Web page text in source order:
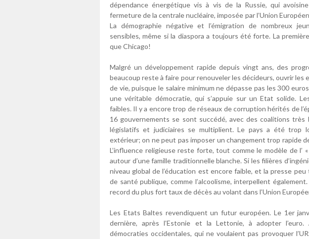
dépendance énergétique vis à vis de la Russie, qui
fermeture de la centrale nucléaire, imposée par l’Union
La démographie négative et l’émigration de nombreux
sensibles, même si la diaspora a toujours été forte. La
que Chicago!
Malgré un développement rapide depuis vingt ans, des
beaucoup reste à faire pour renouveler les décideurs, ouvrir les
de vie, puisque le salaire minimum ne dépasse pas les 300
une véritable démocratie, qui s’appuie sur un Etat solide.
faibles. Il y a encore trop de réseaux de corruption hérités de
16 gouvernements se sont succédé, avec des coalitions très
législatifs et judiciaires se multiplient. Le pays a été trop
extérieur; on ne peut pas imposer un changement trop rapide
L’influence religieuse reste forte, tout comme le modèle de l’
autour d’une famille traditionnelle blanche. Si les filières
niveau global de l’éducation est encore faible, et la presse
de santé publique, comme l’alcoolisme, interpellent
record du plus fort taux de décès au volant dans l’Union
Les Etats Baltes revendiquent un futur européen. Le 1er
dernière, après l’Estonie et la Lettonie, à adopter
démocraties occidentales, qui ne voulaient pas provoquer